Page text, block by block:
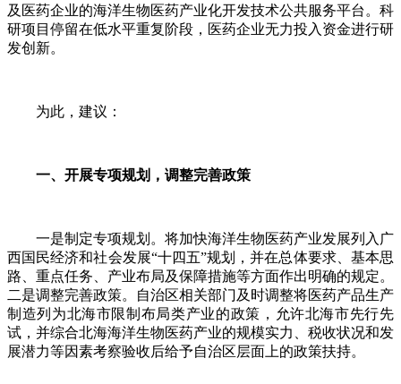
及医药企业的海洋生物医药产业化开发技术公共服务平台。科
研项目停留在低水平重复阶段，医药企业无力投入资金进行研
发创新。
为此，建议：
一、开展专项规划，调整完善政策
一是制定专项规划。将加快海洋生物医药产业发展列入广
西国民经济和社会发展“十四五”规划，并在总体要求、基本思
路、重点任务、产业布局及保障措施等方面作出明确的规定。
二是调整完善政策。自治区相关部门及时调整将医药产品生产
制造列为北海市限制布局类产业的政策，允许北海市先行先
试，并综合北海海洋生物医药产业的规模实力、税收状况和发
展潜力等因素考察验收后给予自治区层面上的政策扶持。